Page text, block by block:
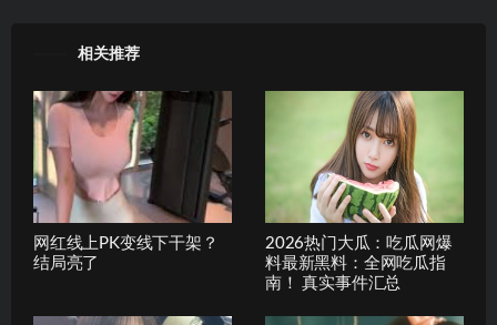
相关推荐
网红线上PK变线下干架？
结局亮了
2026热门大瓜：吃瓜网爆
料最新黑料：全网吃瓜指
南！ 真实事件汇总